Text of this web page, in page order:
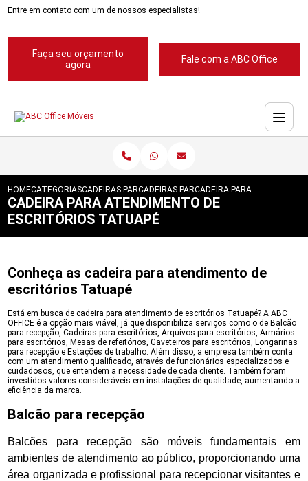
Entre em contato com um de nossos especialistas!
Faça seu orçamento
agora
Fale com a ABC Office
HOMECATEGORIASCADEIRAS PARA ESCRITORIOS
CADEIRAS PARA ESCRITORIOS ABC
CADEIRA PARA
CADEIRA PARA ATENDIMENTO DE
ESCRITÓRIOS TATUAPÉ
Conheça as cadeira para atendimento de
escritórios Tatuapé
Está em busca de cadeira para atendimento de escritórios Tatuapé? A ABC
OFFICE é a opção mais viável, já que disponibiliza serviços como o de Balcão
para recepção, Cadeiras para escritórios, Arquivos para escritórios, Armários
para escritórios, Mesas de refeitórios, Gaveteiros para escritórios, Longarinas
para recepção e Estações de trabalho. Além disso, a empresa também conta
com um atendimento qualificado, através de funcionários especializados e
cuidadosos, que entendem a necessidade de cada cliente. Também foram
investidos valores consideráveis em instalações de qualidade, aumentando a
eficiência da marca.
Balcão para recepção
Balcões para recepção são móveis fundamentais em
ambientes de atendimento ao público, proporcionando uma
área organizada e profissional para recepcionar visitantes e